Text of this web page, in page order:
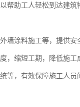
帮助工人轻松到达建筑
墙涂料施工等，提供安
，缩短工期，降低施工
等，有效保障施工人员